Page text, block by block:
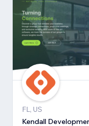
FL, US
Kendall